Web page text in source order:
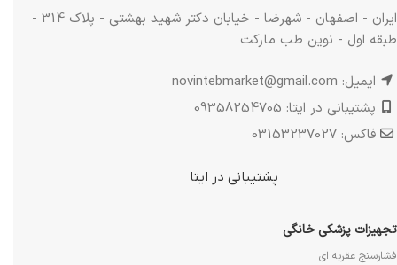
ایران - اصفهان - شهرضا - خیابان دکتر شهید بهشتی - پلاک 314 -
طبقه اول - نوین طب مارکت
ایمیل: novintebmarket@gmail.com
پشتیبانی در ایتا: 09358254705
فاکس: 03153237027
پشتیبانی در ایتا
تجهیزات پزشکی خانگی
فشارسنج عقربه ای